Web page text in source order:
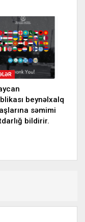
beynəlxalq
səmimi
bildirir.